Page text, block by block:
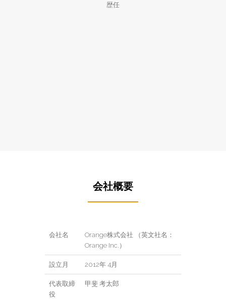
歴任
会社概要
会社名
Orange株式会社 （英文社名：
Orange Inc.）
設立月 2012年 4月
代表取締
役
甲斐 考太郎